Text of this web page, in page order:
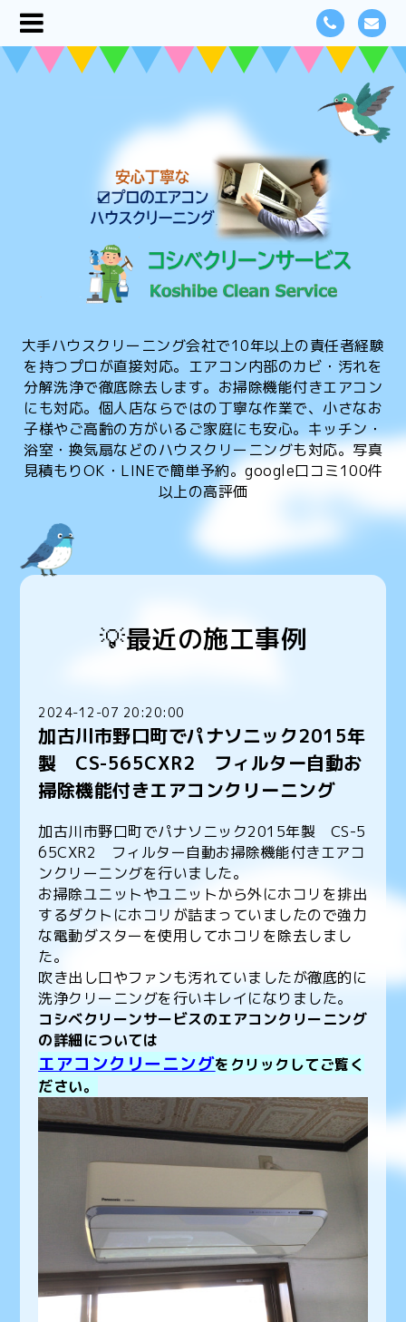
大手ハウスクリーニング会社で10年以上の責任者経験
を持つプロが直接対応。エアコン内部のカビ・汚れを
分解洗浄で徹底除去します。お掃除機能付きエアコン
にも対応。個人店ならではの丁寧な作業で、小さなお
子様やご高齢の方がいるご家庭にも安心。キッチン・
浴室・換気扇などのハウスクリーニングも対応。写真
見積もりOK・LINEで簡単予約。google口コミ100件
以上の高評価
💡最近の施工事例
2024-12-07 20:20:00
加古川市野口町でパナソニック2015年
製 CS-565CXR2 フィルター自動お
掃除機能付きエアコンクリーニング
加古川市野口町でパナソニック2015年製 CS-5
65CXR2 フィルター自動お掃除機能付きエアコ
ンクリーニングを行いました。
お掃除ユニットやユニットから外にホコリを排出
するダクトにホコリが詰まっていましたので強力
な電動ダスターを使用してホコリを除去しまし
た。
吹き出し口やファンも汚れていましたが徹底的に
洗浄クリーニングを行いキレイになりました。
コシベクリーンサービスのエアコンクリーニング
の詳細については
エアコンクリーニングをクリックしてご覧く
ださい。